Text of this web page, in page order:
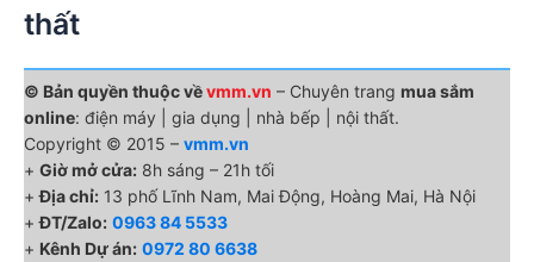
thất
© Bản quyền thuộc vềvmm.vn – Chuyên trang mua sắm
online: điện máy | gia dụng | nhà bếp | nội thất.
Copyright © 2015 – vmm.vn
+ Giờ mở cửa: 8h sáng – 21h tối
+Địa chỉ: 13 phố Lĩnh Nam, Mai Động, Hoàng Mai, Hà Nội
+ĐT/Zalo: 0963 84 5533
+ Kênh Dự án: 0972 80 6638